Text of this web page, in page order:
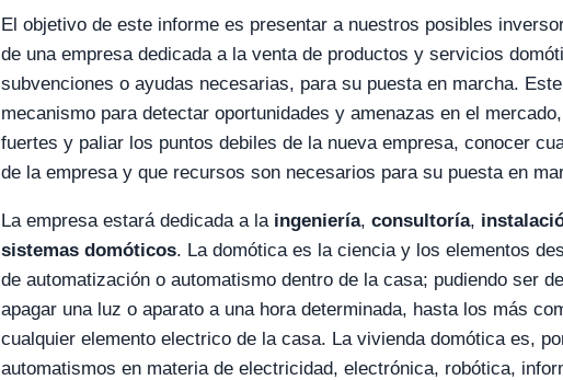
El objetivo de este informe es presentar a nuestros posibles
de una empresa dedicada a la venta de productos y servicios
subvenciones o ayudas necesarias, para su puesta en marcha.
mecanismo para detectar oportunidades y amenazas en el
fuertes y paliar los puntos debiles de la nueva empresa, conocer
de la empresa y que recursos son necesarios para su puesta en
La empresa estará dedicada a la ingeniería, consultoría,
sistemas domóticos. La domótica es la ciencia y los elementos
de automatización o automatismo dentro de la casa; pudiendo ser
apagar una luz o aparato a una hora determinada, hasta los más
cualquier elemento electrico de la casa. La vivienda domótica es,
automatismos en materia de electricidad, electrónica, robótica,